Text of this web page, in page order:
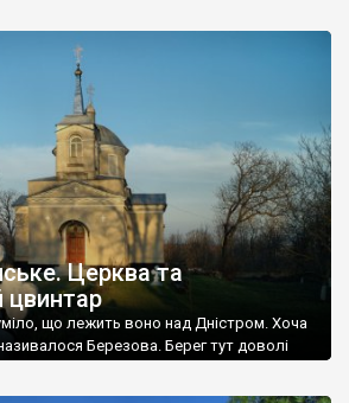
із кам’яними хрестами. Всі епітафії, які
кирилицею, церковнослов’янською
ознаками – цвинтар
датуються 19 століттям. У 1924-1940
Церква та
цвинтар
що лежить воно над Дністром. Хоча
Березова. Берег тут доволі